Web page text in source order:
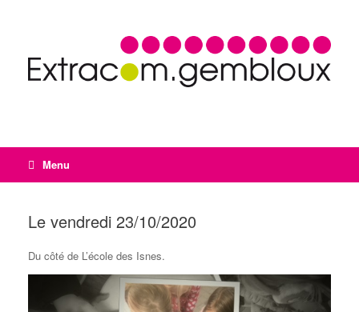
Menu
Le vendredi 23/10/2020
Du côté de L’école des Isnes.